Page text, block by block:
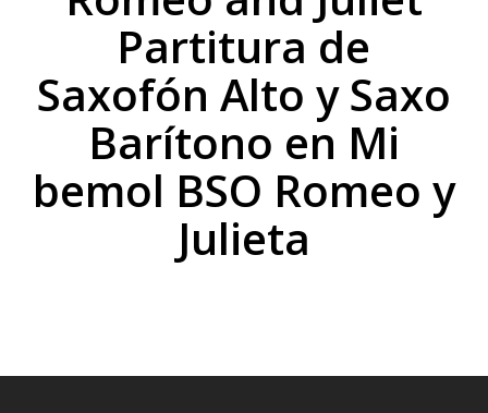
Partitura de
Saxofón Alto y Saxo
Barítono en Mi
bemol BSO Romeo y
Julieta